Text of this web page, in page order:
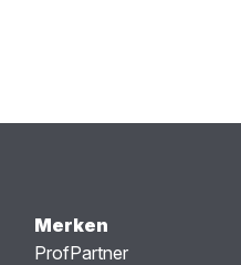
Merken
ProfPartner